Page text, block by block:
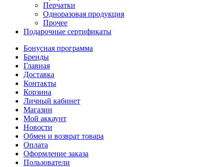
Перчатки
Одноразовая продукция
Прочее
Подарочные сертификаты
Бонусная программа
Бренды
Главная
Доставка
Контакты
Корзина
Личный кабинет
Магазин
Мой аккаунт
Новости
Обмен и возврат товара
Оплата
Оформление заказа
Пользователи